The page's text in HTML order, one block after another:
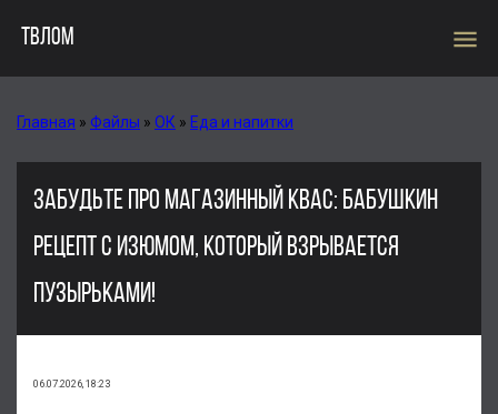
ТВЛОМ menu
Главная » Файлы » ОК » Еда и напитки
ЗАБУДЬТЕ ПРО МАГАЗИННЫЙ КВАС: БАБУШКИН
РЕЦЕПТ С ИЗЮМОМ, КОТОРЫЙ ВЗРЫВАЕТСЯ
ПУЗЫРЬКАМИ!
06.07.2026, 18:23